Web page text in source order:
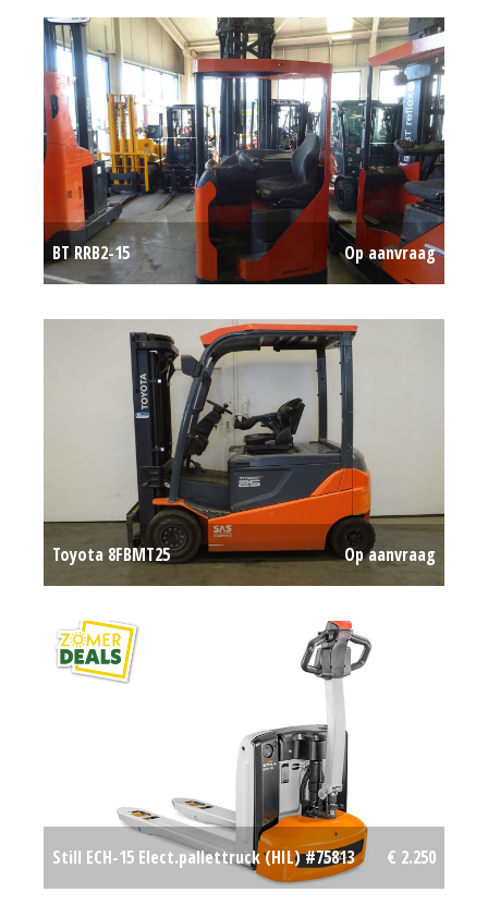
BT RRB2-15 Op aanvraag
Toyota 8FBMT25 Op aanvraag
Still ECH-15 Elect.pallettruck (HIL) #75813 € 2.250